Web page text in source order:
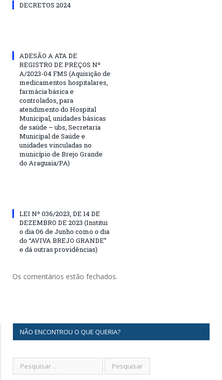
DECRETOS 2024
ADESÃO A ATA DE
REGISTRO DE PREÇOS Nº
A/2023-04 FMS (Aquisição de
medicamentos hospitalares,
farmácia básica e
controlados, para
atendimento do Hospital
Municipal, unidades básicas
de saúde – ubs, Secretaria
Municipal de Saúde e
unidades vinculadas no
município de Brejo Grande
do Araguaia/PA)
LEI Nº 036/2023, DE 14 DE
DEZEMBRO DE 2023 (Institui
o dia 06 de Junho como o dia
do “AVIVA BREJO GRANDE”
e dá outras providências)
Os comentários estão fechados.
NÃO ENCONTROU O QUE QUERIA?